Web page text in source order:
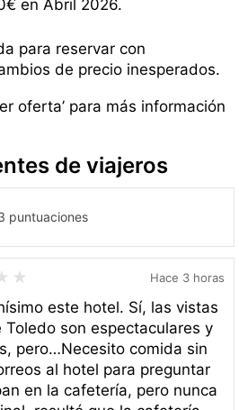
en Abril 2026.
para reservar con
de precio inesperados.
oferta’ para más información
de viajeros
puntuaciones
Hace 3 horas
este hotel. Sí, las vistas
son espectaculares y
pero…Necesito comida sin
al hotel para preguntar
en la cafetería, pero nunca